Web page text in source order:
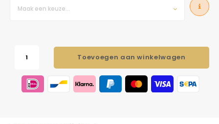
Maak een keuze...
Toevoegen aan winkelwagen